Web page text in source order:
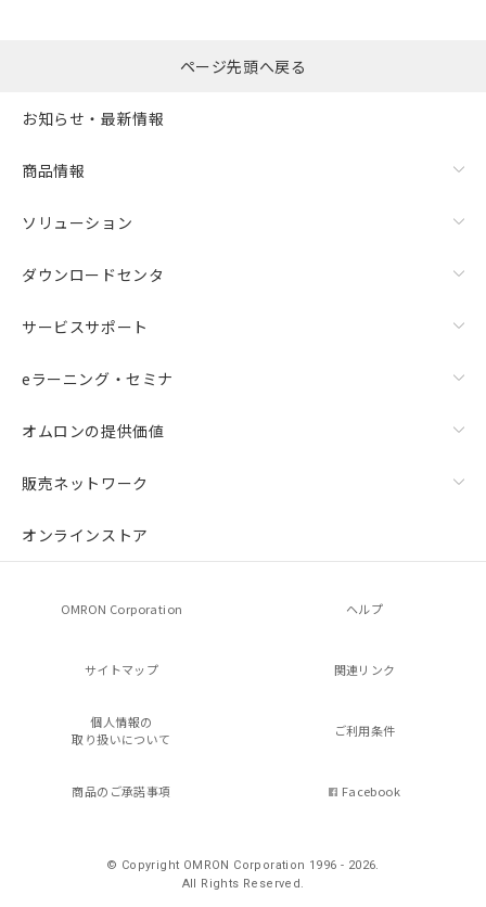
ページ先頭へ戻る
お知らせ・最新情報
商品情報
ソリューション
ダウンロードセンタ
サービスサポート
eラーニング・セミナ
オムロンの提供価値
販売ネットワーク
オンラインストア
OMRON Corporation ヘルプ
サイトマップ 関連リンク
個人情報の
取り扱いについて
ご利用条件
商品のご承諾事項 Facebook
© Copyright OMRON Corporation 1996 - 2026.
All Rights Reserved.